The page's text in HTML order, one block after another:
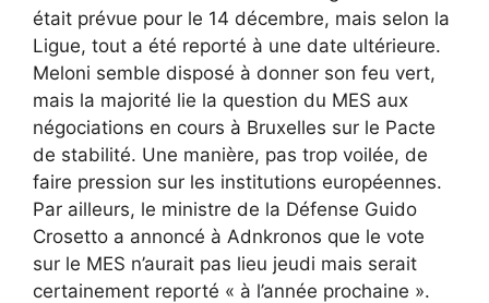
était prévue pour le 14 décembre, mais selon la
Ligue, tout a été reporté à une date ultérieure.
Meloni semble disposé à donner son feu vert,
mais la majorité lie la question du MES aux
négociations en cours à Bruxelles sur le Pacte
de stabilité. Une manière, pas trop voilée, de
faire pression sur les institutions européennes.
Par ailleurs, le ministre de la Défense Guido
Crosetto a annoncé à Adnkronos que le vote
sur le MES n’aurait pas lieu jeudi mais serait
certainement reporté « à l’année prochaine ».